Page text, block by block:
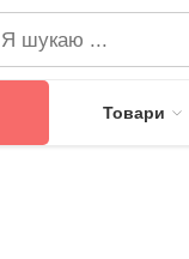
Товари